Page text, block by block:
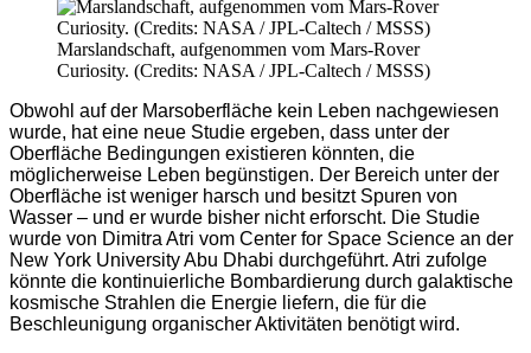
Marslandschaft, aufgenommen vom Mars-Rover
Curiosity. (Credits: NASA / JPL-Caltech / MSSS)
Obwohl auf der Marsoberfläche kein Leben nachgewiesen
wurde, hat eine neue Studie ergeben, dass unter der
Oberfläche Bedingungen existieren könnten, die
möglicherweise Leben begünstigen. Der Bereich unter der
Oberfläche ist weniger harsch und besitzt Spuren von
Wasser – und er wurde bisher nicht erforscht. Die Studie
wurde von Dimitra Atri vom Center for Space Science an der
New York University Abu Dhabi durchgeführt. Atri zufolge
könnte die kontinuierliche Bombardierung durch galaktische
kosmische Strahlen die Energie liefern, die für die
Beschleunigung organischer Aktivitäten benötigt wird.